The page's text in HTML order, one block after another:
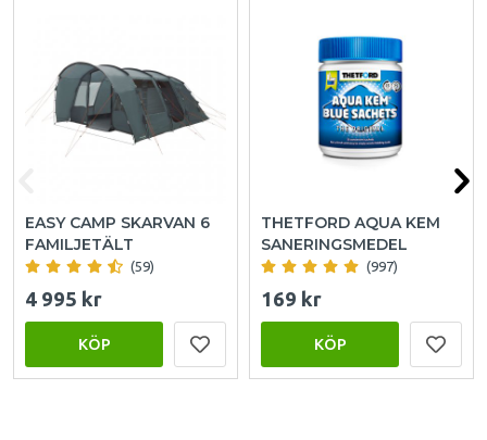
EASY CAMP SKARVAN 6
FAMILJETÄLT
(59)
4 995 kr
KÖP
THETFORD AQUA KEM
SANERINGSMEDEL
(997)
169 kr
KÖP